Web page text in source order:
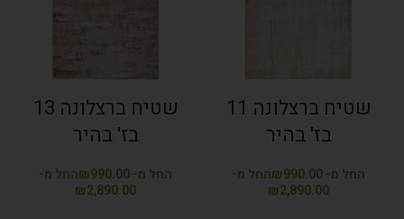
שטיח ברצלונה 11
בז' בהיר
₪
₪
שטיח ברצלונה 13
בז' בהיר
₪
₪